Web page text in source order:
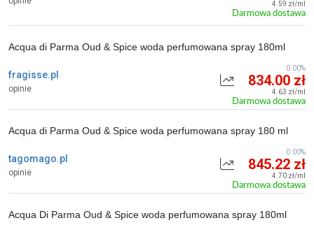
4.59 zł/ml
Darmowa dostawa
fragisse.pl
opinie
Acqua di Parma Oud & Spice woda perfumowana spray 180ml
834.00 zł
4.63 zł/ml
Darmowa dostawa
0.00%
tagomago.pl
opinie
Acqua di Parma Oud & Spice woda perfumowana spray 180 ml
845.22 zł
4.70 zł/ml
Darmowa dostawa
0.00%
Acqua Di Parma Oud & Spice woda perfumowana spray 180ml